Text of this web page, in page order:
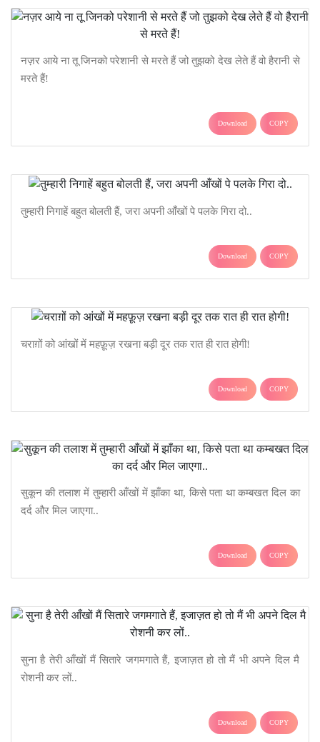
नज़र आये ना तू जिनको परेशानी से मरते हैं जो तुझको देख लेते हैं वो हैरानी से
मरते हैं!
Download COPY
तुम्हारी निगाहें बहुत बोलती हैं, जरा अपनी आँखों पे पलके गिरा दो..
Download COPY
चराग़ों को आंखों में महफ़ूज़ रखना बड़ी दूर तक रात ही रात होगी!
Download COPY
सुकून की तलाश में तुम्हारी आँखों में झाँका था, किसे पता था कम्बखत दिल का
दर्द और मिल जाएगा..
Download COPY
सुना है तेरी आँखों मैं सितारे जगमगाते हैं, इजाज़त हो तो मैं भी अपने दिल मै
रोशनी कर लों..
Download COPY